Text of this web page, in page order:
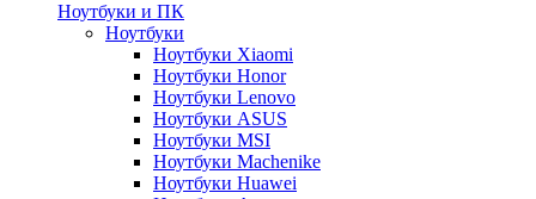
Ноутбуки и ПК
Ноутбуки
Ноутбуки Xiaomi
Ноутбуки Honor
Ноутбуки Lenovo
Ноутбуки ASUS
Ноутбуки MSI
Ноутбуки Machenike
Ноутбуки Huawei